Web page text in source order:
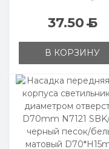
37.50Б
В КОРЗИНУ